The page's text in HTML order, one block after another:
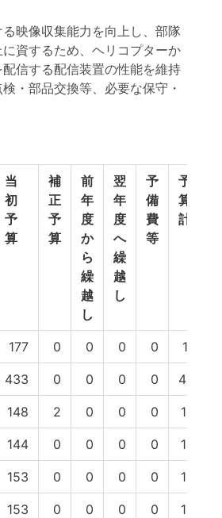
映像収集能力を向上し、部隊
資するため、ヘリコプターか
信する配信装置の性能を維持
・部品交換等、必要な保守・
当
初
予
算
補
正
予
算
前
年
度
か
ら
繰
越
し
翌
年
度
へ
繰
越
し
予
備
費
等
予
算
計
177 0 0 0 0 177
433 0 0 0 0 433
148 2 0 0 0 150
144 0 0 0 0 144
153 0 0 0 0 153
153 0 0 0 0 153